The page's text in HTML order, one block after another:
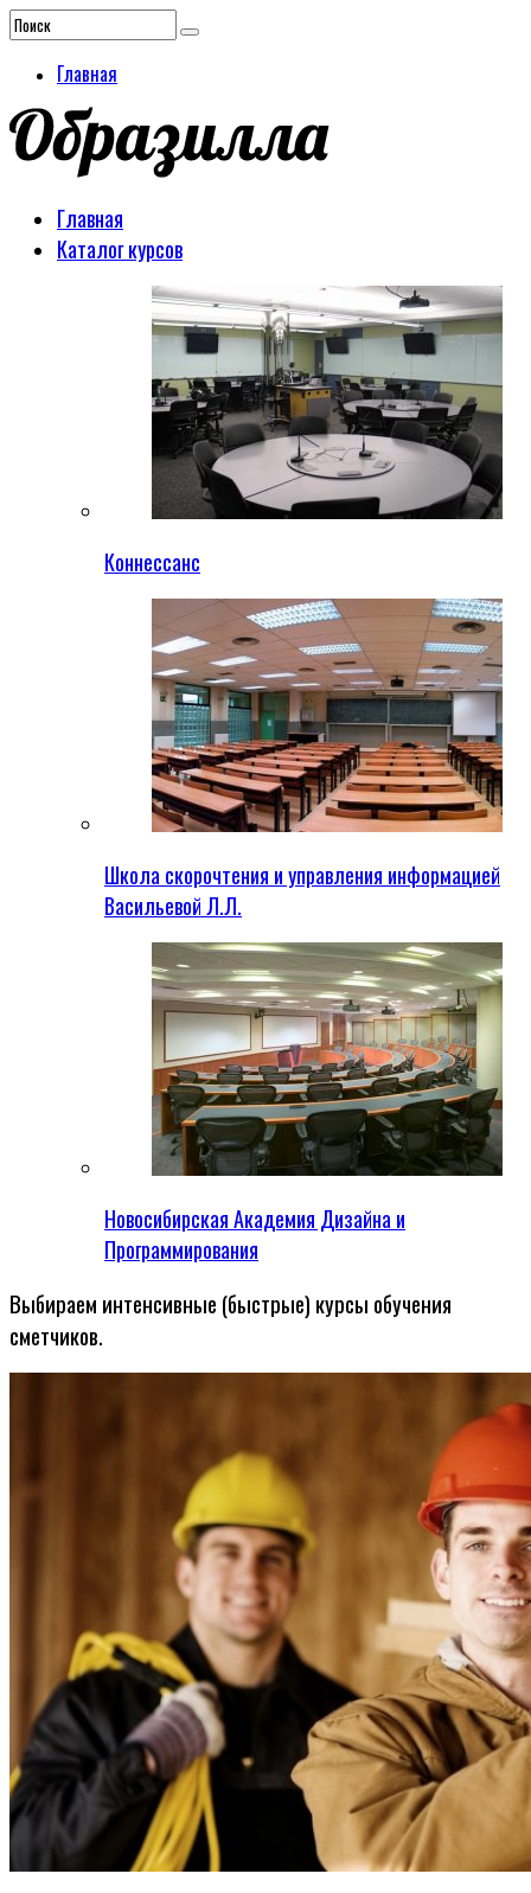
Главная
Главная
Каталог курсов
Коннессанс
Школа скорочтения и управления информацией
Васильевой Л.Л.
Новосибирская Академия Дизайна и
Программирования
Выбираем интенсивные (быстрые) курсы обучения
сметчиков.